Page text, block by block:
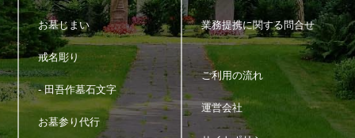
6.個人情報の管理
当サイトは、個人情報の正確性および最新性を保ち、安全に管理
するとともに個人情報の紛失・改ざん・漏えいなどを防止するた
め、必要かつ適正な情報セキュリティー対策を実現します。
7.個人情報の開示・訂正・利用停止・消去
当サイトは、本人が個人情報について、開示・訂正・利用停止・
お墓じまい
戒名彫り
- 田吾作墓石文字
お墓参り代行
業務提携に関する問合せ
ご利用の流れ
運営会社